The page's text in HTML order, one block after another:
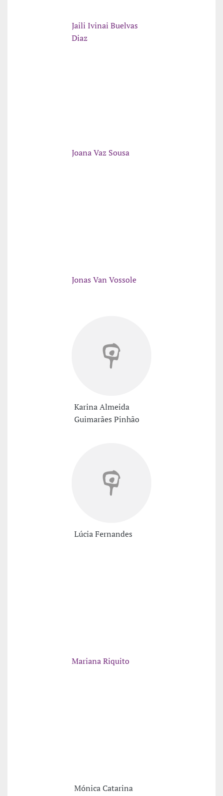
Jaili Ivinai Buelvas
Diaz
Joana Vaz Sousa
Jonas Van Vossole
Karina Almeida
Guimarães Pinhão
Lúcia Fernandes
Mariana Riquito
Mónica Catarina